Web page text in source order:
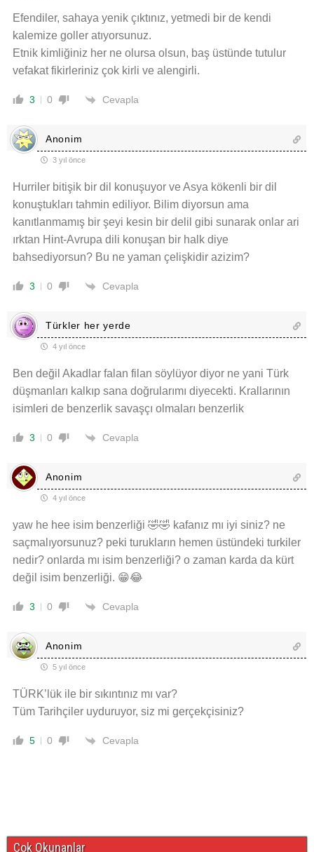
Efendiler, sahaya yenik çıktınız, yetmedi bir de kendi
kalemize goller atıyorsunuz.
Etnik kimliğiniz her ne olursa olsun, baş üstünde tutulur
vefakat fikirleriniz çok kirli ve alengirli.
3 0 Cevapla
Anonim
3 yıl önce
Hurriler bitişik bir dil konuşuyor ve Asya kökenli bir dil
konuştukları tahmin ediliyor. Bilim diyorsun ama
kanıtlanmamış bir şeyi kesin bir delil gibi sunarak onlar ari
ırktan Hint-Avrupa dili konuşan bir halk diye
bahsediyorsun? Bu ne yaman çelişkidir azizim?
3 0 Cevapla
Türkler her yerde
4 yıl önce
Ben değil Akadlar falan filan söylüyor diyor ne yani Türk
düşmanları kalkıp sana doğrularımı diyecekti. Krallarının
isimleri de benzerlik savaşçı olmaları benzerlik
3 0 Cevapla
Anonim
4 yıl önce
yaw he hee isim benzerliği 🤣🤣 kafanız mı iyi siniz? ne
saçmalıyorsunuz? peki turukların hemen üstündeki turkiler
nedir? onlarda mı isim benzerliği? o zaman karda da kürt
değil isim benzerliği. 😁😂
3 0 Cevapla
Anonim
5 yıl önce
TÜRK’lük ile bir sıkıntınız mı var?
Tüm Tarihçiler uyduruyor, siz mi gerçekçisiniz?
5 0 Cevapla
Çok Okunanlar